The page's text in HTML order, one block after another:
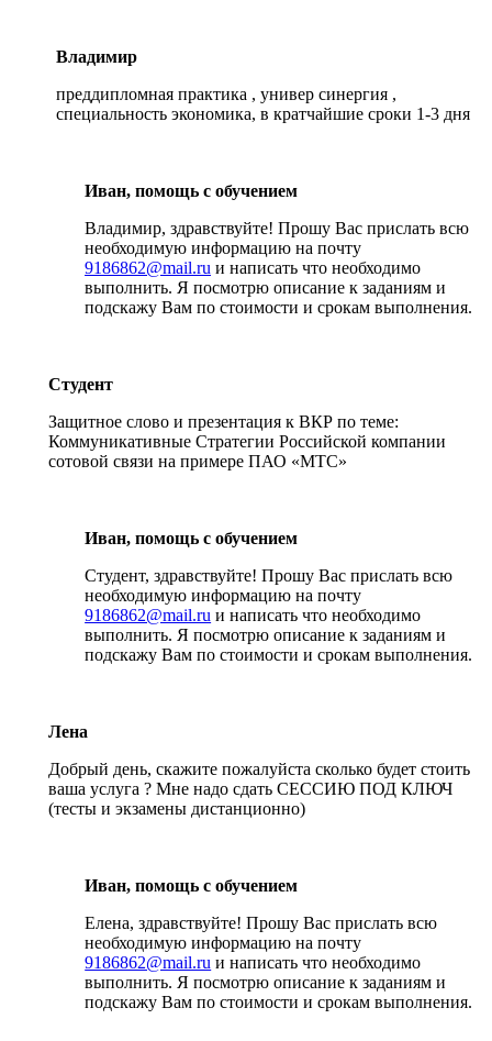
Владимир
преддипломная практика , универ синергия ,
специальность экономика, в кратчайшие сроки 1-3 дня
Иван, помощь с обучением
Владимир, здравствуйте! Прошу Вас прислать всю
необходимую информацию на почту
9186862@mail.ru и написать что необходимо
выполнить. Я посмотрю описание к заданиям и
подскажу Вам по стоимости и срокам выполнения.
Студент
Защитное слово и презентация к ВКР по теме:
Коммуникативные Стратегии Российской компании
сотовой связи на примере ПАО «МТС»
Иван, помощь с обучением
Студент, здравствуйте! Прошу Вас прислать всю
необходимую информацию на почту
9186862@mail.ru и написать что необходимо
выполнить. Я посмотрю описание к заданиям и
подскажу Вам по стоимости и срокам выполнения.
Лена
Добрый день, скажите пожалуйста сколько будет стоить
ваша услуга ? Мне надо сдать СЕССИЮ ПОД КЛЮЧ
(тесты и экзамены дистанционно)
Иван, помощь с обучением
Елена, здравствуйте! Прошу Вас прислать всю
необходимую информацию на почту
9186862@mail.ru и написать что необходимо
выполнить. Я посмотрю описание к заданиям и
подскажу Вам по стоимости и срокам выполнения.